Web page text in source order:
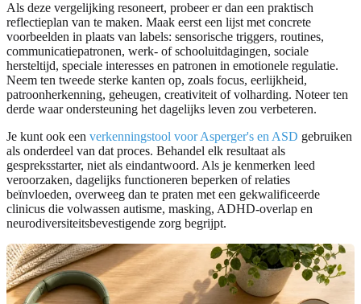
Als deze vergelijking resoneert, probeer er dan een praktisch
reflectieplan van te maken. Maak eerst een lijst met concrete
voorbeelden in plaats van labels: sensorische triggers, routines,
communicatiepatronen, werk- of schooluitdagingen, sociale
hersteltijd, speciale interesses en patronen in emotionele regulatie.
Neem ten tweede sterke kanten op, zoals focus, eerlijkheid,
patroonherkenning, geheugen, creativiteit of volharding. Noteer ten
derde waar ondersteuning het dagelijks leven zou verbeteren.
Je kunt ook een verkenningstool voor Asperger's en ASD gebruiken
als onderdeel van dat proces. Behandel elk resultaat als
gespreksstarter, niet als eindantwoord. Als je kenmerken leed
veroorzaken, dagelijks functioneren beperken of relaties
beïnvloeden, overweeg dan te praten met een gekwalificeerde
clinicus die volwassen autisme, masking, ADHD-overlap en
neurodiversiteitsbevestigende zorg begrijpt.